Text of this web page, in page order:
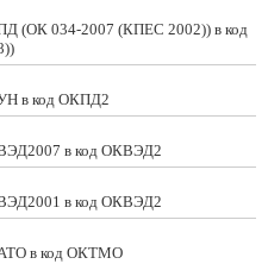
(ОК 034-2007 (КПЕС 2002)) в код
в код ОКПД2
в код ОКВЭД2
в код ОКВЭД2
в код ОКТМО